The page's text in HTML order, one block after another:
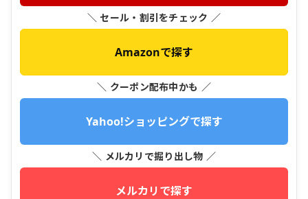
＼ セール・割引をチェック ／
Amazonで探す
＼ クーポン配布中かも ／
Yahoo!ショッピングで探す
＼ メルカリで掘り出し物 ／
メルカリで探す